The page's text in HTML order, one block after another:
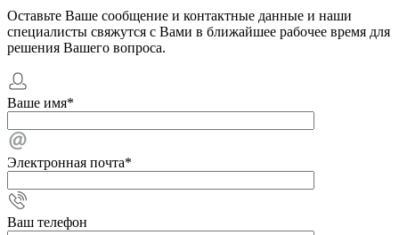
Оставьте Ваше сообщение и контактные данные и наши
специалисты свяжутся с Вами в ближайшее рабочее время для
решения Вашего вопроса.
Ваше имя*
Электронная почта*
Ваш телефон